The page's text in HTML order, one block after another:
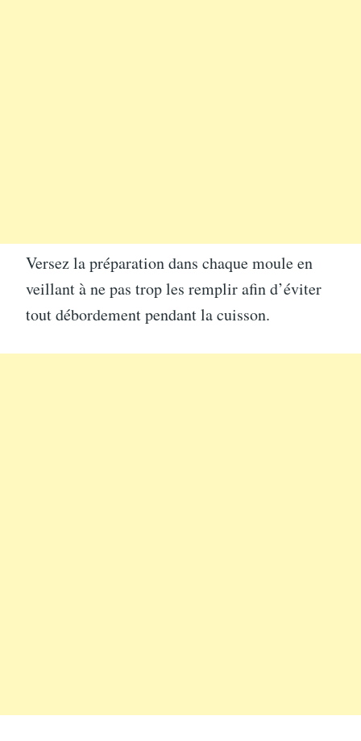
Versez la préparation dans chaque moule en
veillant à ne pas trop les remplir afin d’éviter
tout débordement pendant la cuisson.